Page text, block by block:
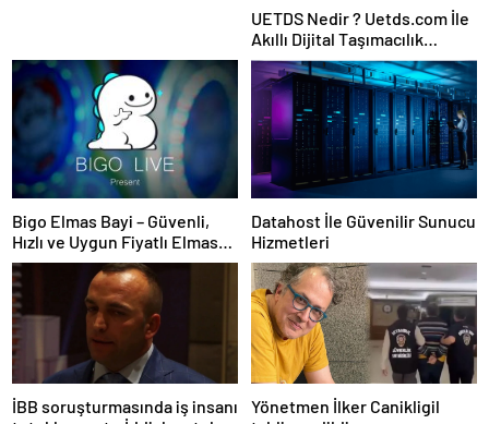
UETDS Nedir ? Uetds.com İle
Akıllı Dijital Taşımacılık
Yazılımı
Bigo Elmas Bayi – Güvenli,
Hızlı ve Uygun Fiyatlı Elmas
Satın Almanın Yeni Adresi
Datahost İle Güvenilir Sunucu
Hizmetleri
İBB soruşturmasında iş insanı
Yönetmen İlker Canikligil